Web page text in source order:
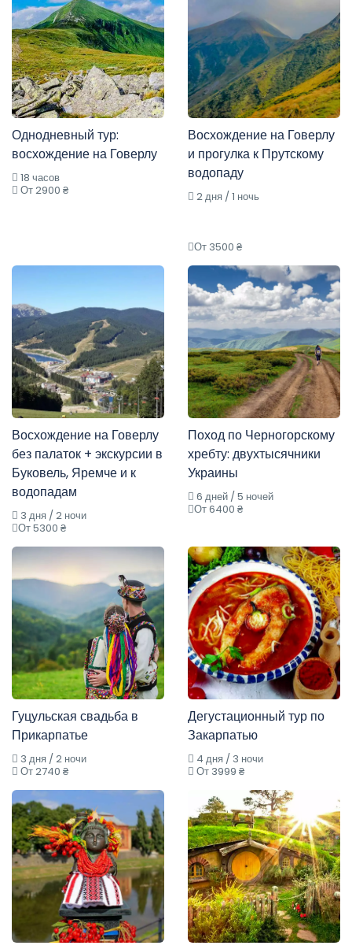
Однодневный тур:
восхождение на Говерлу
18 часов
От 2900 ₴
Восхождение на Говерлу
и прогулка к Прутскому
водопаду
2 дня / 1 ночь
От 3500 ₴
Восхождение на Говерлу
без палаток + экскурсии в
Буковель, Яремче и к
водопадам
3 дня / 2 ночи
От 5300 ₴
Поход по Черногорскому
хребту: двухтысячники
Украины
6 дней / 5 ночей
От 6400 ₴
Гуцульская свадьба в
Прикарпатье
3 дня / 2 ночи
От 2740 ₴
Дегустационный тур по
Закарпатью
4 дня / 3 ночи
От 3999 ₴